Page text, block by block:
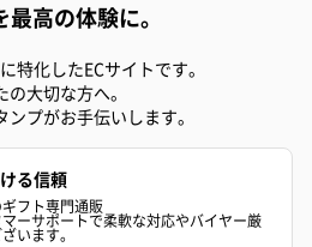
高の体験に。
特化したECサイトです。
の大切な方へ。
プがお手伝いします。
る信頼
フト専門通販
ーサポートで柔軟な対応やバイヤー厳
います。